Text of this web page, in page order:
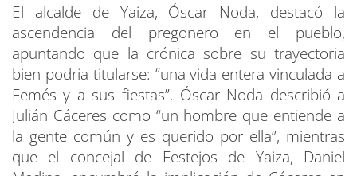
El alcalde de Yaiza, Óscar Noda, destacó la
ascendencia del pregonero en el pueblo,
apuntando que la crónica sobre su trayectoria
bien podría titularse: “una vida entera vinculada a
Femés y a sus fiestas”. Óscar Noda describió a
Julián Cáceres como “un hombre que entiende a
la gente común y es querido por ella”, mientras
que el concejal de Festejos de Yaiza, Daniel